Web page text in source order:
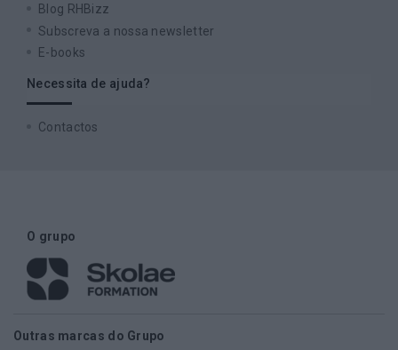
Blog RHBizz
Subscreva a nossa newsletter
E-books
Necessita de ajuda?
Contactos
O grupo
Outras marcas do Grupo